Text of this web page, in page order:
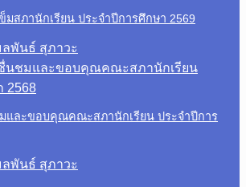
มสภานักเรียน ประจำปีการศึกษา 2569
พันธ์ สุภาวะ
และขอบคุณคณะสภานักเรียน ประจำปีการ
พันธ์ สุภาวะ